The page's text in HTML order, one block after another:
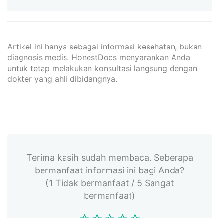
Artikel ini hanya sebagai informasi kesehatan, bukan
diagnosis medis. HonestDocs menyarankan Anda
untuk tetap melakukan konsultasi langsung dengan
dokter yang ahli dibidangnya.
Terima kasih sudah membaca. Seberapa
bermanfaat informasi ini bagi Anda?
(1 Tidak bermanfaat / 5 Sangat
bermanfaat)